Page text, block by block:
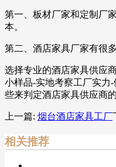
第一、板材厂家和定制厂
本。
第二、酒店家具厂家有很
选择专业的酒店家具供应
小样品-实地考察工厂实力
些来判定酒店家具供应商
上一篇: 烟台酒店家具工厂
相关推荐